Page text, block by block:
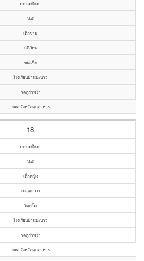
ประถมศึกษา
ป.๕
เด็กชาย
กติภัทร
ขนแข็ง
โรงเรียนบ้านมะนาว
วัดภูกำพร้า
คณะจังหวัดมุกดาหาร
18
ประถมศึกษา
ป.๕
เด็กหญิง
เบญญาภา
โดดยิ้ม
โรงเรียนบ้านมะนาว
วัดภูกำพร้า
คณะจังหวัดมุกดาหาร